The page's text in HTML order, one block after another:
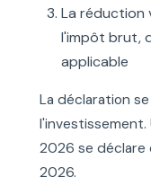
La réduction
l'impôt brut,
applicable
La déclaration
l'investissement.
2026 se déclare
2026.